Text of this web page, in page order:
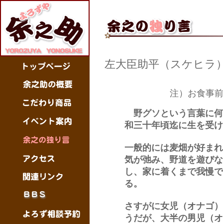
左大臣助平（スケヒラ
注）お食事
野グソという言葉に
和三十年頃迄に生を受
一般的には麦畑が好ま
気が弛み、野道を遊び
し、家に着くまで我慢
る。
さすがに女児（オナゴ
うだが、大半の男児（